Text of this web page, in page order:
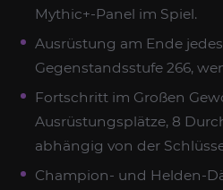
Mythic+-Panel im Spiel.
Ausrüstung am Ende
Gegenstandsstufe 266,
Fortschritt im Großen
Ausrüstungsplätze, 8
abhängig von der
Champion- und Helden-